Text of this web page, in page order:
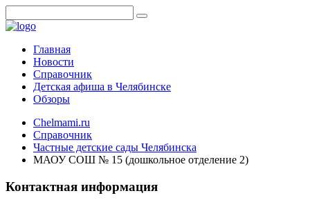
Главная
Новости
Справочник
Детская афиша в Челябинске
Обзоры
Chelmami.ru
Справочник
Частные детские сады Челябинска
МАОУ СОШ № 15 (дошкольное отделение 2)
Контактная информация